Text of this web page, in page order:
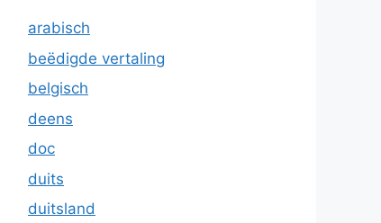
arabisch
beëdigde vertaling
belgisch
deens
doc
duits
duitsland